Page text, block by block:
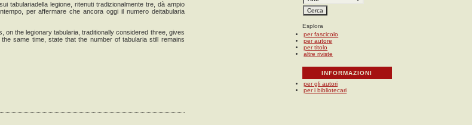
Esplora
per fascicolo
per autore
per titolo
altre riviste
INFORMAZIONI
per gli autori
per i bibliotecari
tabulariadella legione, ritenuti tradizionalmente tre, dà ampio
per affermare che ancora oggi il numero deitabularia
on the legionary tabularia, traditionally considered three, gives
same time, state that the number of tabularia still remains